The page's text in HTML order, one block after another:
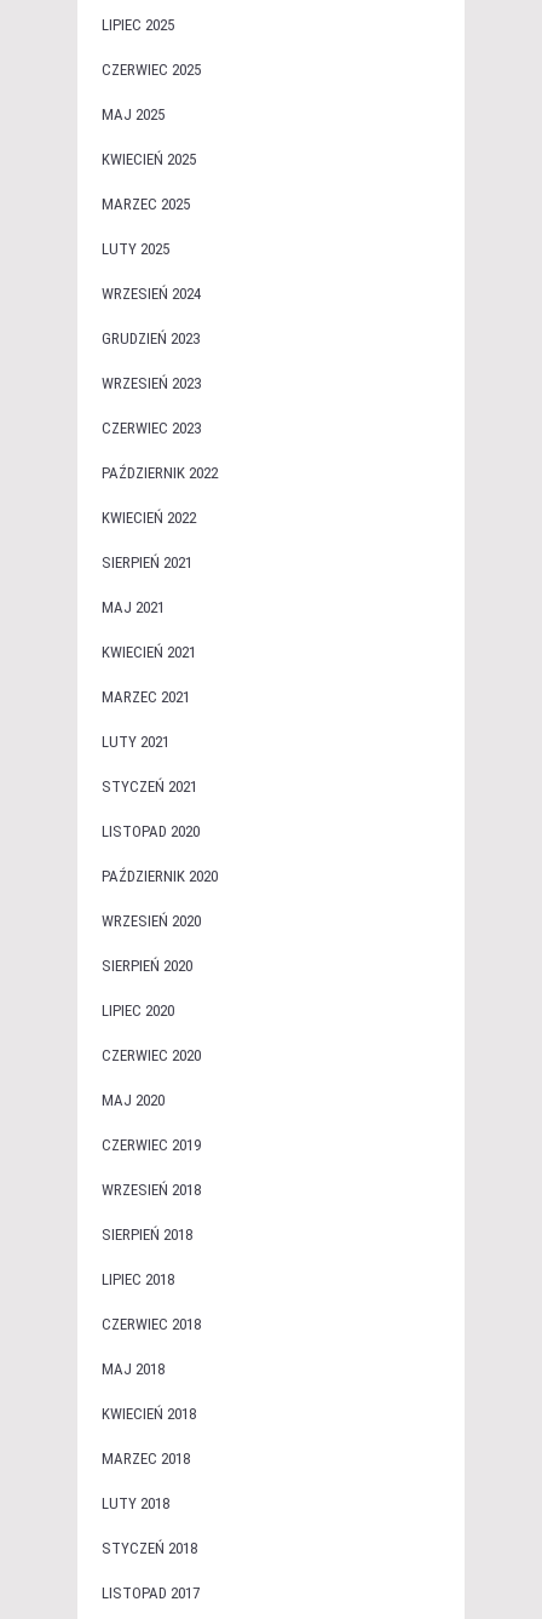
LIPIEC 2025
CZERWIEC 2025
MAJ 2025
KWIECIEŃ 2025
MARZEC 2025
LUTY 2025
WRZESIEŃ 2024
GRUDZIEŃ 2023
WRZESIEŃ 2023
CZERWIEC 2023
PAŹDZIERNIK 2022
KWIECIEŃ 2022
SIERPIEŃ 2021
MAJ 2021
KWIECIEŃ 2021
MARZEC 2021
LUTY 2021
STYCZEŃ 2021
LISTOPAD 2020
PAŹDZIERNIK 2020
WRZESIEŃ 2020
SIERPIEŃ 2020
LIPIEC 2020
CZERWIEC 2020
MAJ 2020
CZERWIEC 2019
WRZESIEŃ 2018
SIERPIEŃ 2018
LIPIEC 2018
CZERWIEC 2018
MAJ 2018
KWIECIEŃ 2018
MARZEC 2018
LUTY 2018
STYCZEŃ 2018
LISTOPAD 2017